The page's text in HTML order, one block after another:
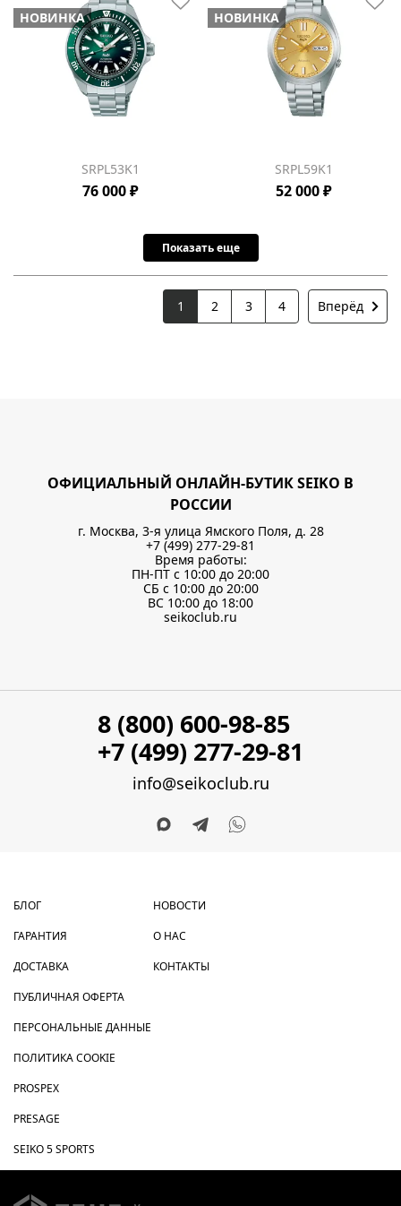
НОВИНКА
SRPL53K1
76 000 ₽
НОВИНКА
SRPL59K1
52 000 ₽
Показать еще
1 2 3 4 Вперёд
ОФИЦИАЛЬНЫЙ ОНЛАЙН-БУТИК SEIKO В
РОССИИ
г. Москва, 3-я улица Ямского Поля, д. 28
+7 (499) 277-29-81
Время работы:
ПН-ПТ с 10:00 до 20:00
СБ с 10:00 до 20:00
ВС 10:00 до 18:00
seikoclub.ru
8 (800) 600-98-85
+7 (499) 277-29-81
info@seikoclub.ru
БЛОГ
ГАРАНТИЯ
ДОСТАВКА
НОВОСТИ
О НАС
КОНТАКТЫ
ПУБЛИЧНАЯ ОФЕРТА
ПЕРСОНАЛЬНЫЕ ДАННЫЕ
ПОЛИТИКА COOKIE
PROSPEX
PRESAGE
SEIKO 5 SPORTS